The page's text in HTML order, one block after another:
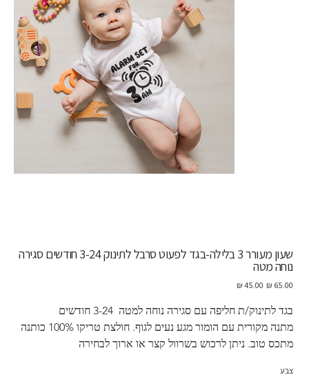
שעון מעורר 3 בלילה-בגד לפעוט סרבל לתינוק 3-24 חודשים סגירה
נוחה מטה
מחיר
מחיר
בגד לתינוק/ת חליפה עם סגירה נוחה למטה  3-24 חודשים
מתנה מקורית עם הומור מגע נעים לגוף. חולצת טריקו 100% כותנה
מתכס טוב. ניתן לרכוש בשרוול קצר או ארוך לבחירה
צבע